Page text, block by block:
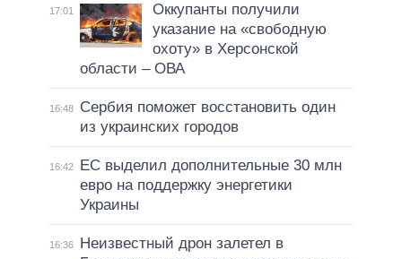
17:01
Оккупанты получили
указание на «свободную
охоту» в Херсонской
области – ОВА
16:48
Сербия поможет восстановить один
из украинских городов
16:42
ЕС выделил дополнительные 30 млн
евро на поддержку энергетики
Украины
16:36
Неизвестный дрон залетел в